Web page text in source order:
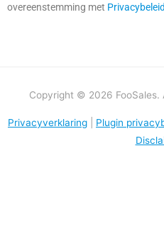
overeenstemming met
Copyright © 2026 FooSales.
Privacyverklaring Plugin